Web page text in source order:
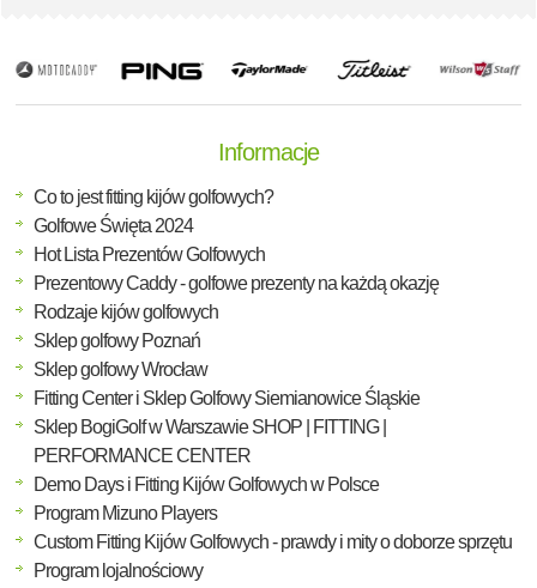
Informacje
Co to jest fitting kijów golfowych?
Golfowe Święta 2024
Hot Lista Prezentów Golfowych
Prezentowy Caddy - golfowe prezenty na każdą okazję
Rodzaje kijów golfowych
Sklep golfowy Poznań
Sklep golfowy Wrocław
Fitting Center i Sklep Golfowy Siemianowice Śląskie
Sklep BogiGolf w Warszawie SHOP | FITTING |
PERFORMANCE CENTER
Demo Days i Fitting Kijów Golfowych w Polsce
Program Mizuno Players
Custom Fitting Kijów Golfowych - prawdy i mity o doborze sprzętu
Program lojalnościowy